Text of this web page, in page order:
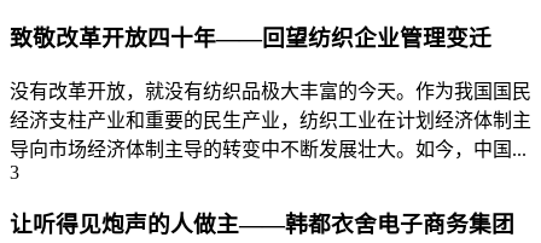
致敬改革开放四十年——回望纺织企业管理变迁
没有改革开放，就没有纺织品极大丰富的今天。作为我国国民
经济支柱产业和重要的民生产业，纺织工业在计划经济体制主
导向市场经济体制主导的转变中不断发展壮大。如今，中国...
3
让听得见炮声的人做主——韩都衣舍电子商务集团